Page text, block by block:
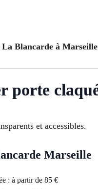
Blancarde à Marseille
porte
et accessibles.
Marseille
: à partir de 85 €